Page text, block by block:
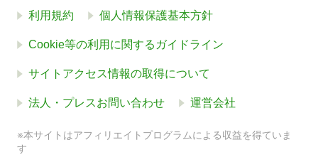
利用規約 個人情報保護基本方針
Cookie等の利用に関するガイドライン
サイトアクセス情報の取得について
法人・プレスお問い合わせ 運営会社
※本サイトはアフィリエイトプログラムによる収益を得ていま
す